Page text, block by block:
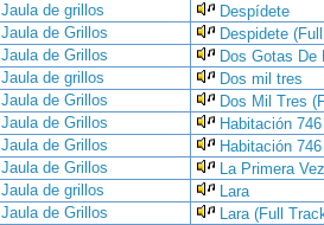
Jaula de grillos
Despídete
Jaula de Grillos
Despidete
Jaula de Grillos
Dos Gotas De
Jaula de grillos
Dos mil tres
Jaula de Grillos
Dos Mil Tres
Jaula de Grillos
Habitación 746
Jaula de Grillos
Habitación 746
Jaula de Grillos
La Primera
Jaula de grillos
Lara
Jaula de Grillos
Lara (Full